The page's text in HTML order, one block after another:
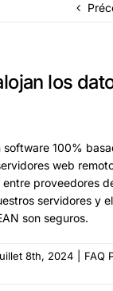
los
software 100%
web
proveedores
servidores y
son seguros.
8th, 2024 FAQ